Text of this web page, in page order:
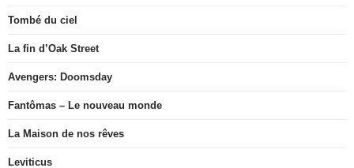
Tombé du ciel
La fin d’Oak Street
Avengers: Doomsday
Fantômas – Le nouveau monde
La Maison de nos rêves
Leviticus